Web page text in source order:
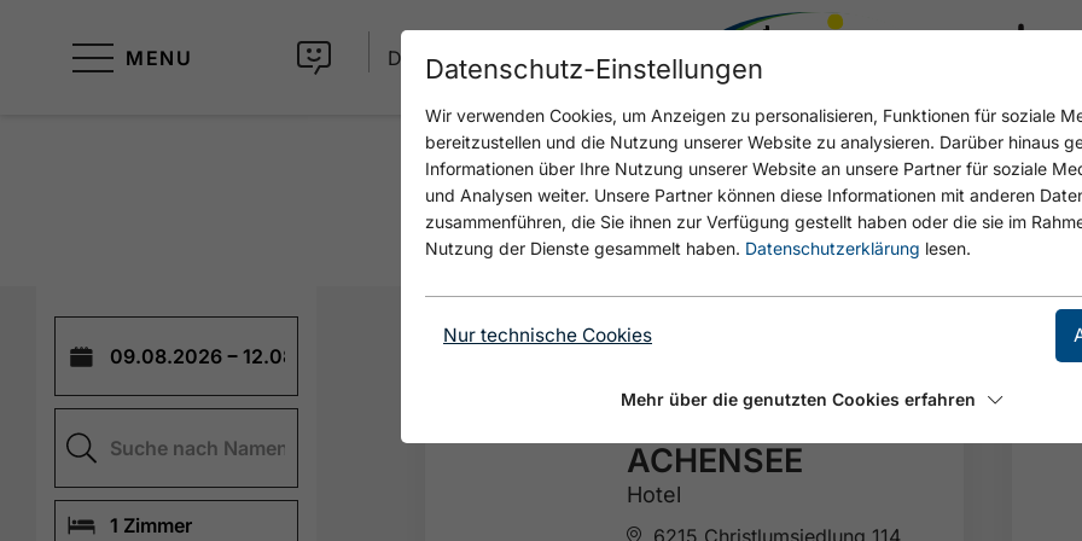
MENU DE
KINDERHOTELS
🞙
FAMILIENPARADIES
SPORTHOTEL
ACHENSEE
Hotel
Datenschutz-Einstellungen
Wir verwenden Cookies, um Anzeigen zu personalisieren, Funktionen für soziale
bereitzustellen und die Nutzung unserer Website zu analysieren. Darüber hinaus
Informationen über Ihre Nutzung unserer Website an unsere Partner für soziale
und Analysen weiter. Unsere Partner können diese Informationen mit anderen
zusammenführen, die Sie ihnen zur Verfügung gestellt haben oder die sie im
Nutzung der Dienste gesammelt haben. Datenschutzerklärung lesen.
Nur technische Cookies
Mehr über die genutzten Cookies erfahren